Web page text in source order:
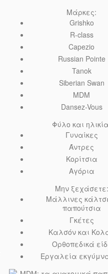
Μάρκες:
Grishko
R-class
Capezio
Russian Pointe
Tanok
Siberian Swan
MDM
Dansez-Vous
Φύλο και
Γυναίκες
Άντρες
Κορίτσια
Αγόρια
Μην ξεχάσετε:
Μάλλινες
παπούτσια
Γκέτες
Καλσόν και
Ορθοπεδικά
Εργαλεία